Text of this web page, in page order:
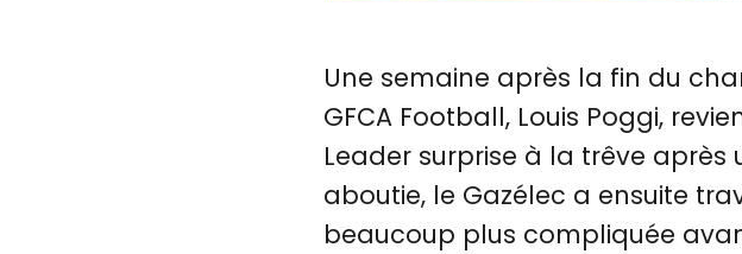
Une semaine après la fin du
GFCA Football, Louis Poggi,
Leader surprise à la trêve
aboutie, le Gazélec a ensuite
beaucoup plus compliquée